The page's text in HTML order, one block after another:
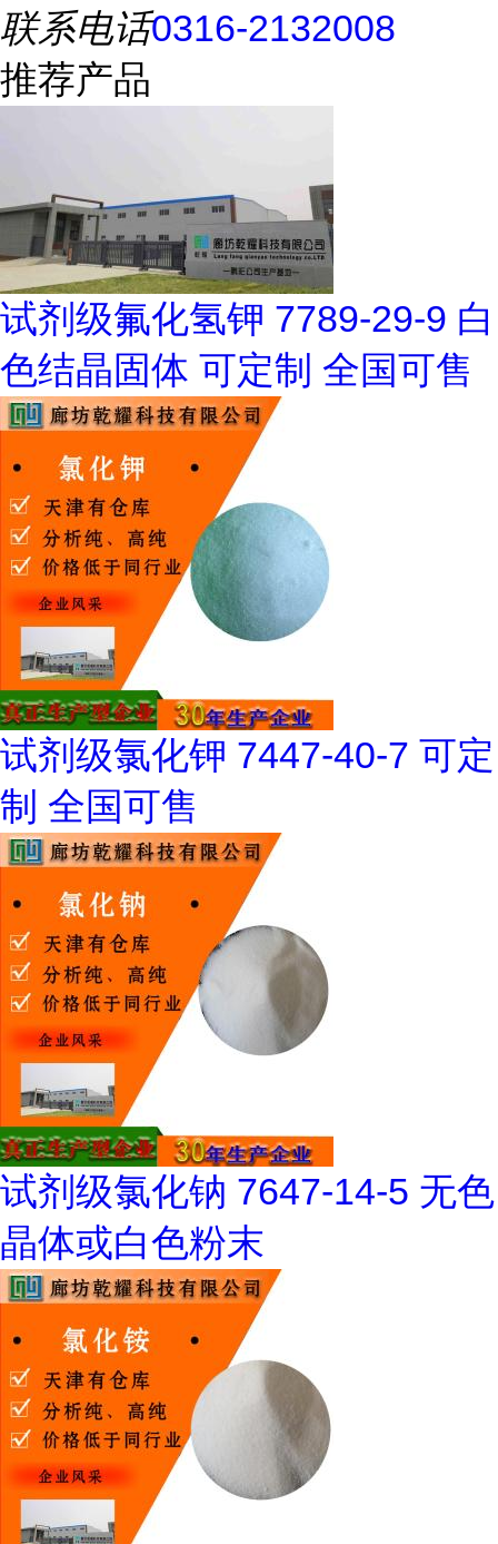
联系电话0316-2132008
推荐产品
试剂级氟化氢钾 7789-29-9 白
色结晶固体 可定制 全国可售
试剂级氯化钾 7447-40-7 可定
制 全国可售
试剂级氯化钠 7647-14-5 无色
晶体或白色粉末